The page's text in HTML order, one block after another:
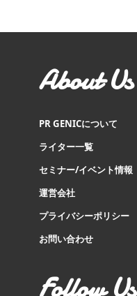
About Us
PR GENICについて
ライター一覧
セミナー/イベント情報
運営会社
プライバシーポリシー
お問い合わせ